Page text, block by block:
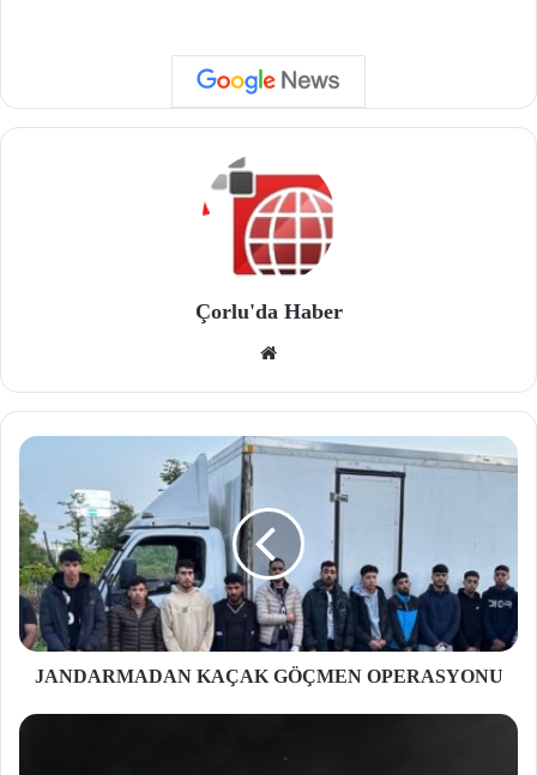
Çorlu'da Haber
site
si
JANDARMADAN KAÇAK GÖÇMEN OPERASYONU